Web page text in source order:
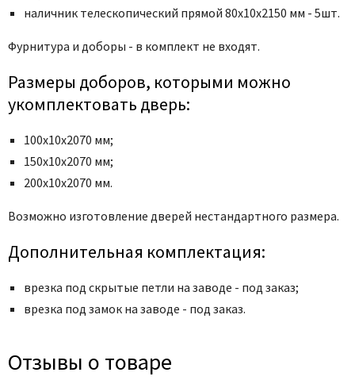
наличник телескопический прямой 80x10x2150 мм - 5шт.
Фурнитура и доборы - в комплект не входят.
Размеры доборов, которыми можно
укомплектовать дверь:
100х10х2070 мм;
150х10х2070 мм;
200х10х2070 мм.
Возможно изготовление дверей нестандартного размера.
Дополнительная комплектация:
врезка под скрытые петли на заводе - под заказ;
врезка под замок на заводе - под заказ.
Отзывы о товаре